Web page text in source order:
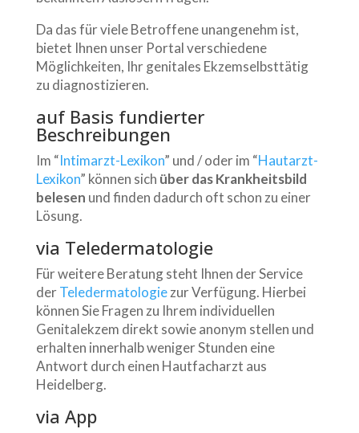
Da das für viele Betroffene unangenehm ist,
bietet Ihnen unser Portal verschiedene
Möglichkeiten, Ihr genitales Ekzemselbsttätig
zu diagnostizieren.
auf Basis fundierter
Beschreibungen
Im “Intimarzt-Lexikon” und / oder im “Hautarzt-
Lexikon” können sich über das Krankheitsbild
belesen und finden dadurch oft schon zu einer
Lösung.
via Teledermatologie
Für weitere Beratung steht Ihnen der Service
derTeledermatologiezur Verfügung. Hierbei
können Sie Fragen zu Ihrem individuellen
Genitalekzem direkt sowie anonym stellen und
erhalten innerhalb weniger Stunden eine
Antwort durch einen Hautfacharzt aus
Heidelberg.
via App